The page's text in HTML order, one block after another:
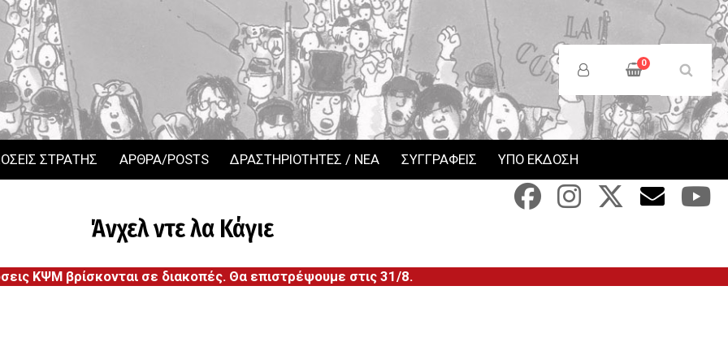
Anonymous
Users
Menu
0
ΣΤΡΑΤΗΣ ΑΡΘΡΑ/POSTS ΔΡΑΣΤΗΡΙΟΤΗΤΕΣ / ΝΕΑ ΣΥΓΓΡΑΦΕΙΣ ΥΠΟ ΕΚΔΟΣΗ
Άνχελ ντε λα Κάγιε
ΚΨΜ βρίσκονται σε διακοπές. Θα επιστρέψουμε στις 31/8.